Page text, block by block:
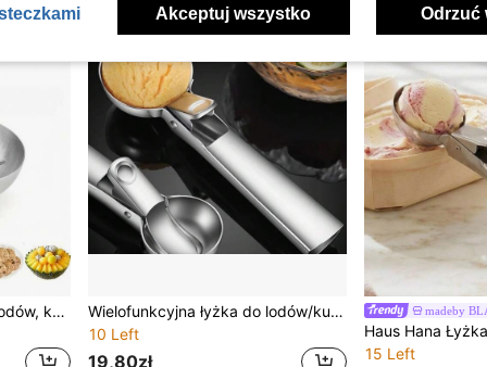
1/3 szt. stalowa łyżka do lodów, kreatywna łyżka do lodów, łyżka z funkcją sprężystego powrotu, łyżka do owoców
Wielofunkcyjna łyżka do lodów/kulista łyżka/łyżka do owoców, akcesoria na przyjęcia, trwała okrągła łyżka, odpowiednia do arbuza, melona i papai, dekoracja domu, dekoracja kuchni, niezbędnik w podróży, sprzęt kempingowy, akcesoria na przyjęcie ukończenia szkoły.
10 Left
19,80zł
madeby
15 Left
Akceptuj wszystko Odrzuć